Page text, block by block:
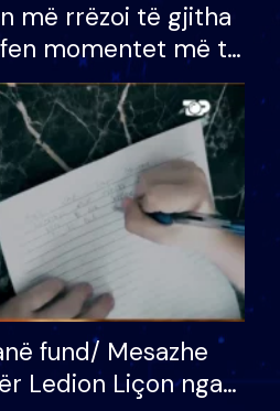
më rrëzoi të gjitha
momentet më të
e BB VIP: Do më
kur…
fund/ Mesazhe
Ledion Liçon nga